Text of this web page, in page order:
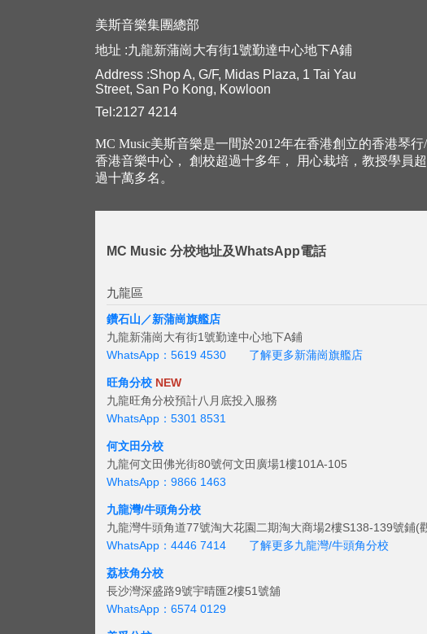
美斯音樂集團總部
地址 :九龍新蒲崗大有街1號勤達中心地下A鋪
Address :Shop A, G/F, Midas Plaza, 1 Tai Yau
Street, San Po Kong, Kowloon
Tel:2127 4214
MC Music美斯音樂是一間於2012年在香港創立的香港琴行/
香港音樂中心， 創校超過十多年， 用心栽培，教授學員超
過十萬多名。
MC Music 分校地址及WhatsApp電話
九龍區
鑽石山／新蒲崗旗艦店
九龍新蒲崗大有街1號勤達中心地下A鋪
WhatsApp：5619 4530
了解更多新蒲崗旗艦店
旺角分校 NEW
九龍旺角分校預計八月底投入服務
WhatsApp：5301 8531
何文田分校
九龍何文田佛光街80號何文田廣場1樓101A-105
WhatsApp：9866 1463
九龍灣/牛頭角分校
九龍灣牛頭角道77號淘大花園二期淘大商場2樓S138-139號鋪(
WhatsApp：4446 7414
了解更多九龍灣/牛頭角分校
荔枝角分校
長沙灣深盛路9號宇晴匯2樓51號舖
WhatsApp：6574 0129